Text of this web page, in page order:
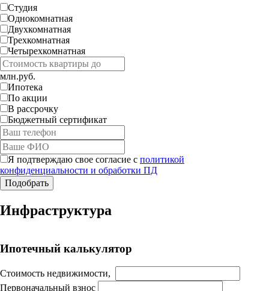
Студия
Однокомнатная
Двухкомнатная
Трехкомнатная
Четырехкомнатная
млн.руб.
Ипотека
По акции
В рассрочку
Бюджетный сертификат
Я подтверждаю свое согласие с политикой
конфиденциальности и обработки ПД
Инфраструктура
Для корректной работы Raster JS API нужен ключ. Помощь:
Ипотечный калькулятор
Стоимость недвижимости,
Первоначальный взнос